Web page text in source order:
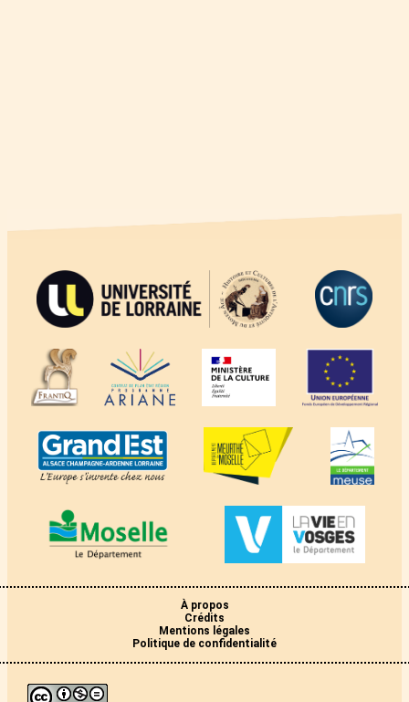
À propos
Crédits
Mentions légales
Politique de confidentialité